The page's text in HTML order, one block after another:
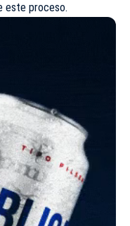
este proceso.